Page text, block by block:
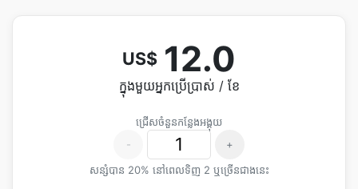
US$ 12.0
ក្នុងមួយអ្នកប្រើប្រាស់ / ខែ
ជ្រើស​ចំនួន​កន្លែង​អង្គុយ
-
+
សន្សំបាន 20% នៅពេលទិញ 2 ឬច្រើនជាងនេះ